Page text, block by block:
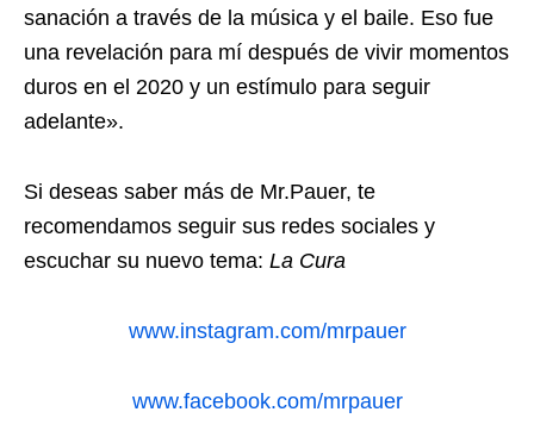
sanación a través de la música y el baile. Eso fue
una revelación para mí después de vivir momentos
duros en el 2020 y un estímulo para seguir
adelante».
Si deseas saber más de Mr.Pauer, te
recomendamos seguir sus redes sociales y
escuchar su nuevo tema: La Cura
www.instagram.com/mrpauer
www.facebook.com/mrpauer